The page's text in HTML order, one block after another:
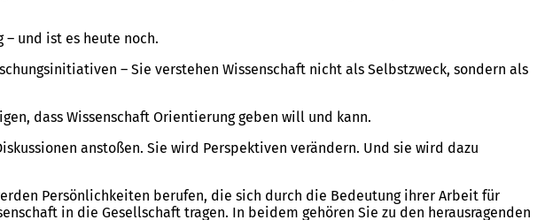
– und ist es heute noch.
– Sie verstehen Wissenschaft nicht als Selbstzweck, sondern als
dass Wissenschaft Orientierung geben will und kann.
anstoßen. Sie wird Perspektiven verändern. Und sie wird dazu
Persönlichkeiten berufen, die sich durch die Bedeutung ihrer Arbeit für
in die Gesellschaft tragen. In beidem gehören Sie zu den herausragenden